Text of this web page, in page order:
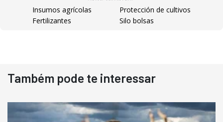
Pá Carregadeira Cat 966
Ano 1987
Insumos agrícolas
Protección de cultivos
Fertilizantes
Silo bolsas
Também pode te interessar